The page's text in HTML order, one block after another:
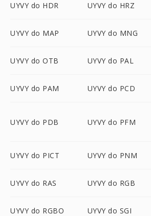
UYVY do HDR UYVY do HRZ
UYVY do MAP UYVY do MNG
UYVY do OTB UYVY do PAL
UYVY do PAM UYVY do PCD
UYVY do PDB UYVY do PFM
UYVY do PICT UYVY do PNM
UYVY do RAS UYVY do RGB
UYVY do RGBO UYVY do SGI